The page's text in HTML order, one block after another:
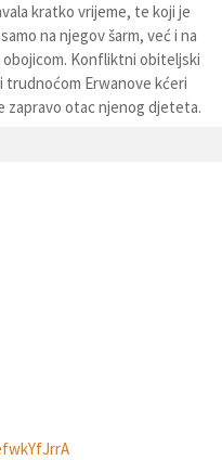
kratko vrijeme, te koji je
na njegov šarm, već i na
obojicom. Konfliktni obiteljski
Erwanove kćeri
zapravo otac njenog djeteta.